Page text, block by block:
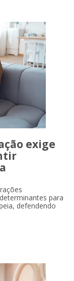
exige
para
defendendo